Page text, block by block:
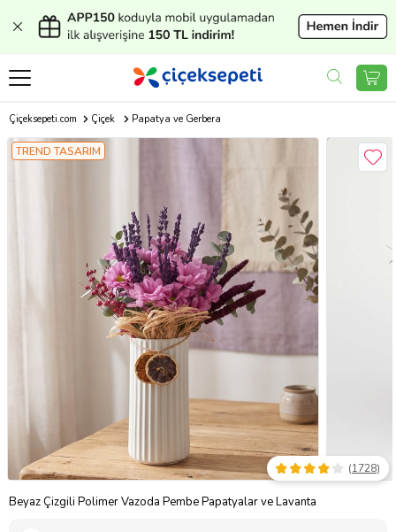
Çiçeksepeti.com Çiçek Papatya ve Gerbera
TREND TASARIM
Beyaz Çizgili Polimer Vazoda Pembe Papatyalar ve Lavanta
(1728)